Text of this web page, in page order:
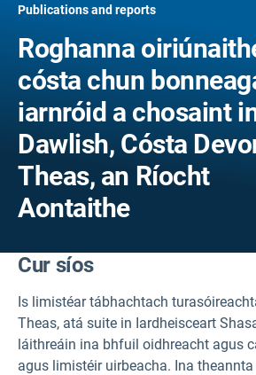
Publications and reports
Roghanna
cósta chun
iarnróid a chosaint
Dawlish, Cósta
Theas, an Ríocht
Aontaithe
Cur síos
Is limistéar tábhachtach
Theas, atá suite in Iardheisceart
láithreáin ina bhfuil oidhreacht agus
agus limistéir uirbeacha. Ina